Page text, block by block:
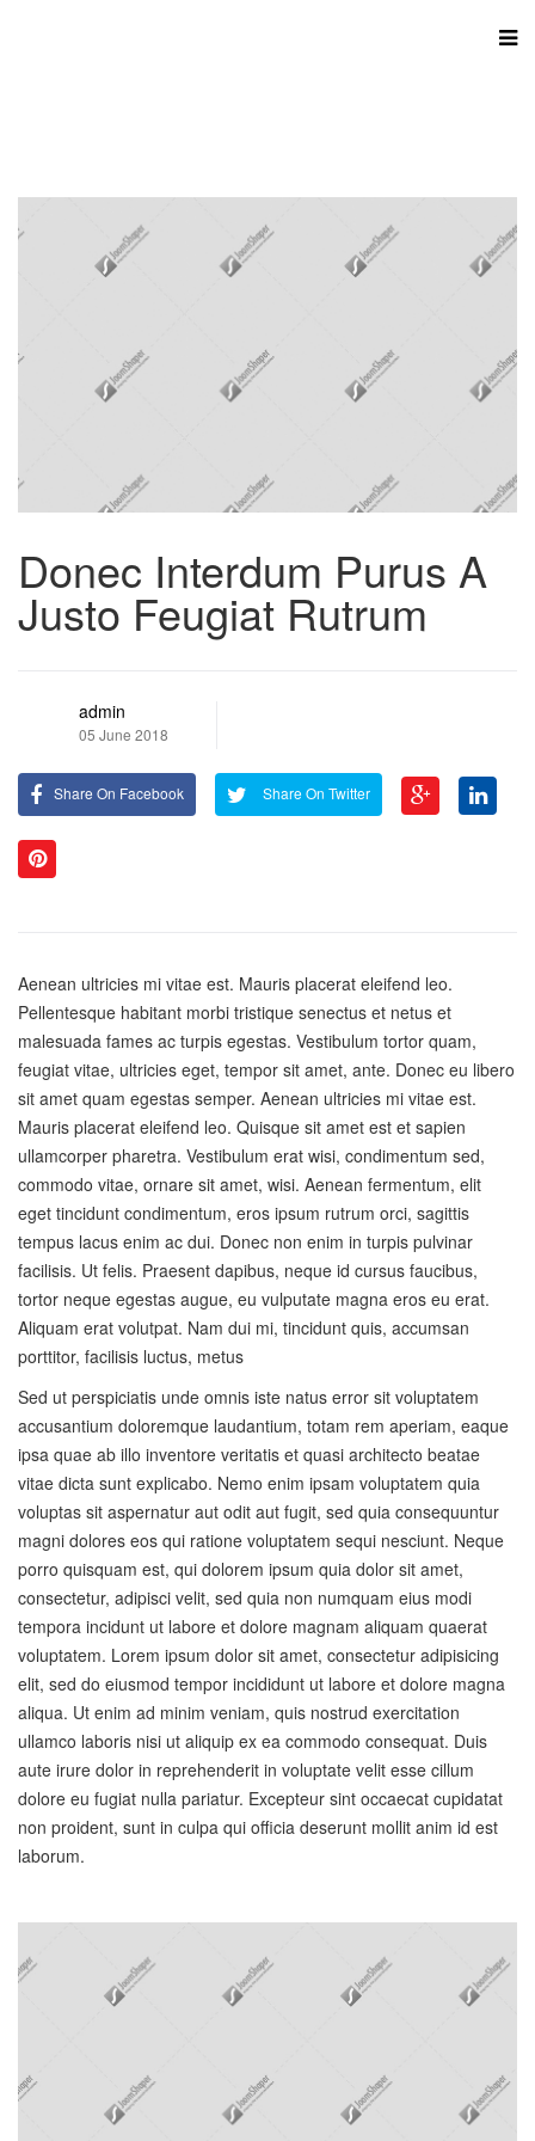
Donec Interdum Purus A
Justo Feugiat Rutrum
admin
05 June 2018
Share On Facebook Share On Twitter
Aenean ultricies mi vitae est. Mauris placerat eleifend leo.
Pellentesque habitant morbi tristique senectus et netus et
malesuada fames ac turpis egestas. Vestibulum tortor quam,
feugiat vitae, ultricies eget, tempor sit amet, ante. Donec eu libero
sit amet quam egestas semper. Aenean ultricies mi vitae est.
Mauris placerat eleifend leo. Quisque sit amet est et sapien
ullamcorper pharetra. Vestibulum erat wisi, condimentum sed,
commodo vitae, ornare sit amet, wisi. Aenean fermentum, elit
eget tincidunt condimentum, eros ipsum rutrum orci, sagittis
tempus lacus enim ac dui. Donec non enim in turpis pulvinar
facilisis. Ut felis. Praesent dapibus, neque id cursus faucibus,
tortor neque egestas augue, eu vulputate magna eros eu erat.
Aliquam erat volutpat. Nam dui mi, tincidunt quis, accumsan
porttitor, facilisis luctus, metus
Sed ut perspiciatis unde omnis iste natus error sit voluptatem
accusantium doloremque laudantium, totam rem aperiam, eaque
ipsa quae ab illo inventore veritatis et quasi architecto beatae
vitae dicta sunt explicabo. Nemo enim ipsam voluptatem quia
voluptas sit aspernatur aut odit aut fugit, sed quia consequuntur
magni dolores eos qui ratione voluptatem sequi nesciunt. Neque
porro quisquam est, qui dolorem ipsum quia dolor sit amet,
consectetur, adipisci velit, sed quia non numquam eius modi
tempora incidunt ut labore et dolore magnam aliquam quaerat
voluptatem. Lorem ipsum dolor sit amet, consectetur adipisicing
elit, sed do eiusmod tempor incididunt ut labore et dolore magna
aliqua. Ut enim ad minim veniam, quis nostrud exercitation
ullamco laboris nisi ut aliquip ex ea commodo consequat. Duis
aute irure dolor in reprehenderit in voluptate velit esse cillum
dolore eu fugiat nulla pariatur. Excepteur sint occaecat cupidatat
non proident, sunt in culpa qui officia deserunt mollit anim id est
laborum.